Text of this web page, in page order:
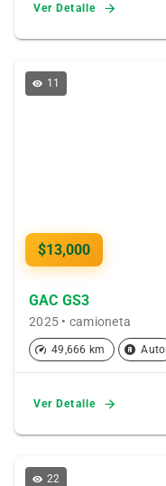
Ver Detalle
$13,000
11
GAC GS3
2025 • camioneta
49,666 km Auto
Ver Detalle
22